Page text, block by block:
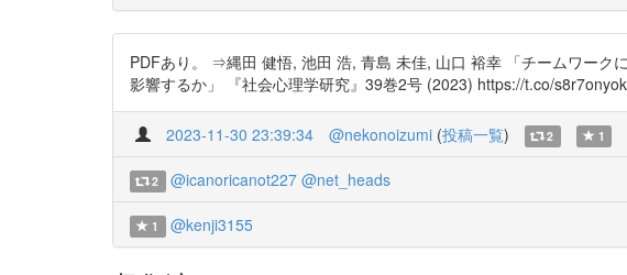
PDFあり。 ⇒縄田 健悟, 池田 浩, 青島 未佳, 山口 裕幸 「チームワーク
影響するか」 『社会心理学研究』39巻2号 (2023) https://t.co/
2023-11-30 23:39:34 @nekonoizumi (投稿一覧) 2 1
2 @icanoricanot227 @net_heads
1 @kenji3155